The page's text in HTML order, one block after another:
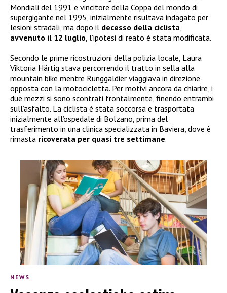
Mondiali del 1991 e vincitore della Coppa del mondo di
supergigante nel 1995, inizialmente risultava indagato per
lesioni stradali, ma dopo il decesso della ciclista,
avvenuto il 12 luglio, l’ipotesi di reato è stata modificata.
Secondo le prime ricostruzioni della polizia locale, Laura
Viktoria Härtig stava percorrendo il tratto in sella alla
mountain bike mentre Runggaldier viaggiava in direzione
opposta con la motocicletta. Per motivi ancora da chiarire, i
due mezzi si sono scontrati frontalmente, finendo entrambi
sull’asfalto. La ciclista è stata soccorsa e trasportata
inizialmente all’ospedale di Bolzano, prima del
trasferimento in una clinica specializzata in Baviera, dove è
rimasta ricoverata per quasi tre settimane.
NEWS